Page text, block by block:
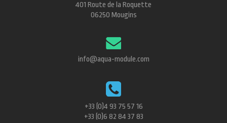
401 Route de la Roquette
06250 Mougins
info@aqua-module.com
+33 (0)4 93 75 57 16
+33 (0)6 82 84 37 83